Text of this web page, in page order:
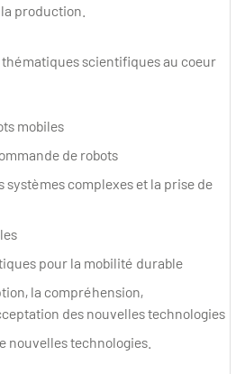
production.
scientifiques au coeur
mobiles
de robots
systèmes complexes et la prise de
pour la mobilité durable
la compréhension,
des nouvelles technologies
nouvelles technologies.